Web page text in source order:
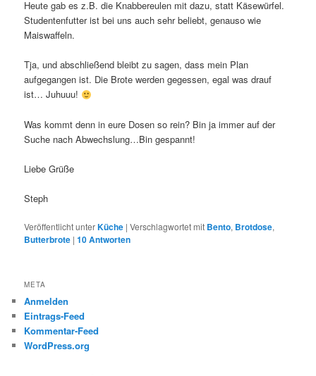
Heute gab es z.B. die Knabbereulen mit dazu, statt Käsewürfel.
Studentenfutter ist bei uns auch sehr beliebt, genauso wie
Maiswaffeln.
Tja, und abschließend bleibt zu sagen, dass mein Plan
aufgegangen ist. Die Brote werden gegessen, egal was drauf
ist… Juhuuu!
Was kommt denn in eure Dosen so rein? Bin ja immer auf der
Suche nach Abwechslung…Bin gespannt!
Liebe Grüße
Steph
Veröffentlicht unterKüche |Verschlagwortet mit Bento, Brotdose,
Butterbrote |10Antworten
META
Anmelden
Eintrags-Feed
Kommentar-Feed
WordPress.org